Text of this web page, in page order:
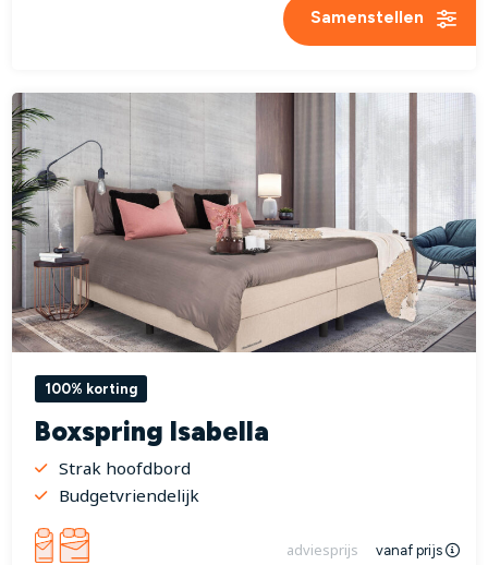
Samenstellen
100% korting
Boxspring Isabella
Strak hoofdbord
Budgetvriendelijk
adviesprijs vanaf prijs